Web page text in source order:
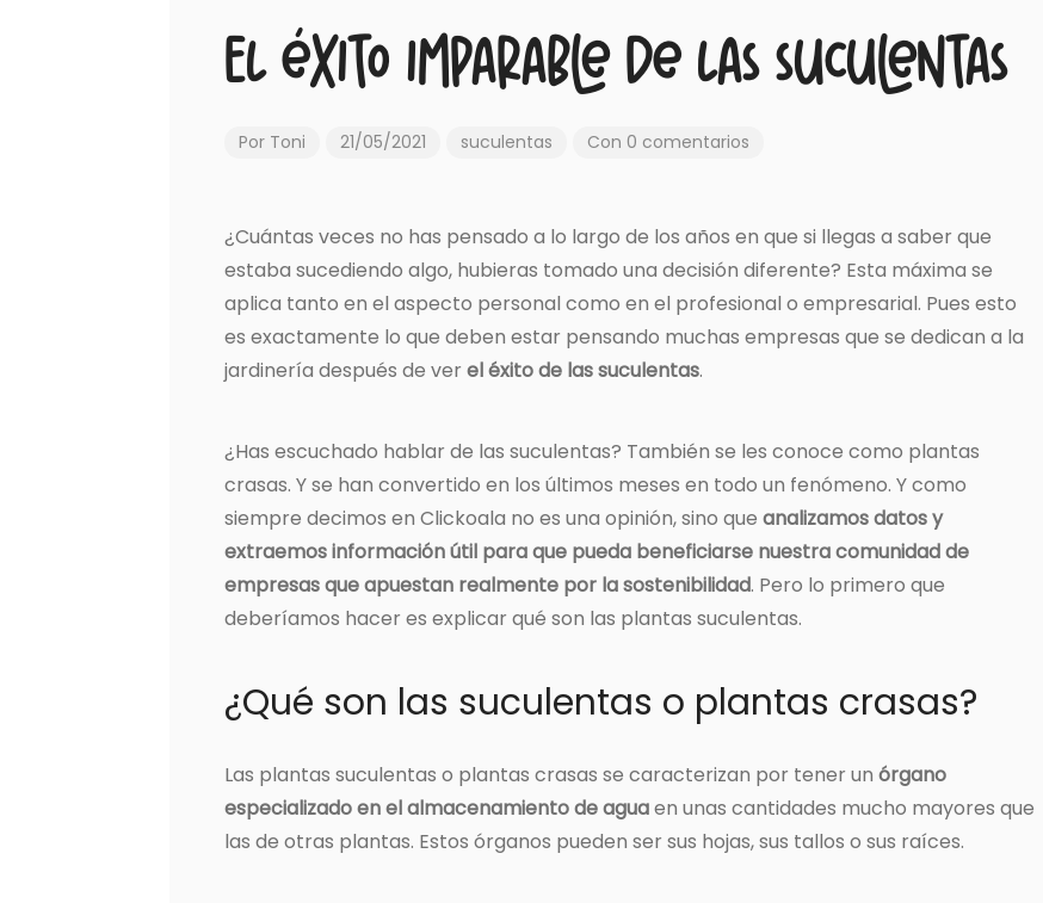
El éxito imparable de las suculentas
Por Toni 21/05/2021 suculentas Con 0 comentarios
¿Cuántas veces no has pensado a lo largo de los años en que si llegas a saber que
estaba sucediendo algo, hubieras tomado una decisión diferente? Esta máxima se
aplica tanto en el aspecto personal como en el profesional o empresarial. Pues esto
es exactamente lo que deben estar pensando muchas empresas que se dedican a la
jardinería después de ver el éxito de las suculentas.
¿Has escuchado hablar de las suculentas? También se les conoce como plantas
crasas. Y se han convertido en los últimos meses en todo un fenómeno. Y como
siempre decimos en Clickoala no es una opinión, sino que analizamos datos y
extraemos información útil para que pueda beneficiarse nuestra comunidad de
empresas que apuestan realmente por la sostenibilidad. Pero lo primero que
deberíamos hacer es explicar qué son las plantas suculentas.
¿Qué son las suculentas o plantas crasas?
Las plantas suculentas o plantas crasas se caracterizan por tener un órgano
especializado en el almacenamiento de aguaen unas cantidades mucho mayores que
las de otras plantas. Estos órganos pueden ser sus hojas, sus tallos o sus raíces.